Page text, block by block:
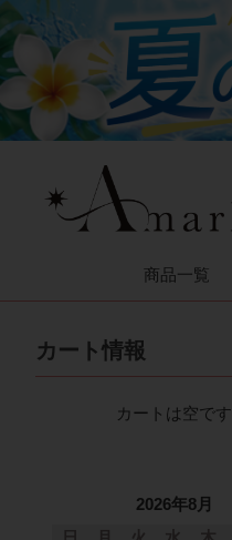
商品一覧
カート情報
カートは空です
2026年8月